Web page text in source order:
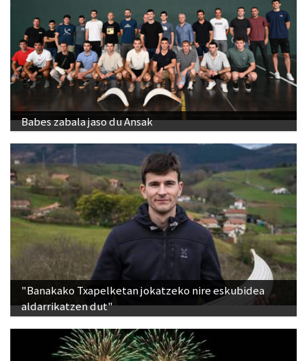
Babes zabala jaso du Ansak
"Banakako Txapelketan jokatzeko nire eskubidea
aldarrikatzen dut"